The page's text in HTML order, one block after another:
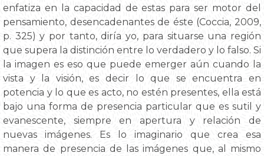
enfatiza en la capacidad de estas para ser motor del
pensamiento, desencadenantes de éste (Coccia, 2009,
p. 325) y por tanto, diría yo, para situarse una región
que supera la distinción entre lo verdadero y lo falso. Si
la imagen es eso que puede emerger aún cuando la
vista y la visión, es decir lo que se encuentra en
potencia y lo que es acto, no estén presentes, ella está
bajo una forma de presencia particular que es sutil y
evanescente, siempre en apertura y relación de
nuevas imágenes. Es lo imaginario que crea esa
manera de presencia de las imágenes que, al mismo